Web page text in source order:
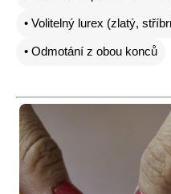
• Volitelný lurex (zlatý,
• Odmotání z obou konců